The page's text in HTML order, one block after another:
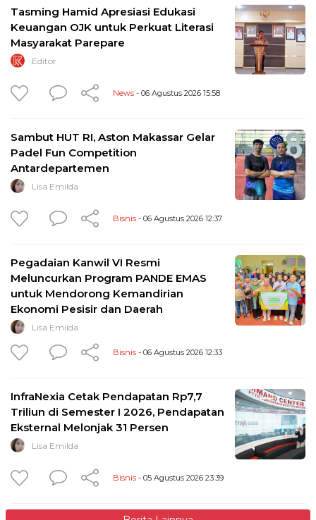
Tasming Hamid Apresiasi Edukasi
Keuangan OJK untuk Perkuat Literasi
Masyarakat Parepare
Editor
News - 06 Agustus 2026 15:58
Sambut HUT RI, Aston Makassar Gelar
Padel Fun Competition
Antardepartemen
Lisa Emilda
Bisnis - 06 Agustus 2026 12:37
Pegadaian Kanwil VI Resmi
Meluncurkan Program PANDE EMAS
untuk Mendorong Kemandirian
Ekonomi Pesisir dan Daerah
Lisa Emilda
Bisnis - 06 Agustus 2026 12:33
InfraNexia Cetak Pendapatan Rp7,7
Triliun di Semester I 2026, Pendapatan
Eksternal Melonjak 31 Persen
Lisa Emilda
Bisnis - 05 Agustus 2026 23:39